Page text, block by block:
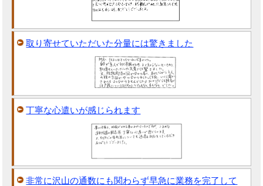
取り寄せていただいた分量には驚きました
丁寧な心遣いが感じられます
非常に沢山の通数にも関わらず早急に業務を完了して